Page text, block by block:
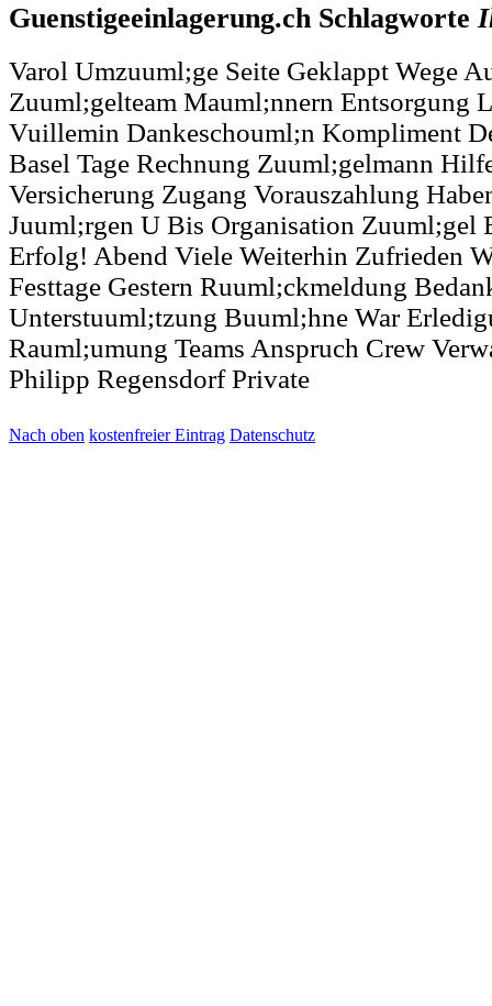
Guenstigeeinlagerung.ch Schlagworte
Varol Umzuuml;ge Seite Geklappt Wege
Zuuml;gelteam Mauml;nnern Entsorgung
Vuillemin Dankeschouml;n Kompliment
Basel Tage Rechnung Zuuml;gelmann
Versicherung Zugang Vorauszahlung
Juuml;rgen U Bis Organisation Zuuml;gel
Erfolg! Abend Viele Weiterhin Zufrieden
Festtage Gestern Ruuml;ckmeldung
Unterstuuml;tzung Buuml;hne War
Rauml;umung Teams Anspruch Crew
Philipp Regensdorf Private
Nach oben kostenfreier Eintrag Datenschutz